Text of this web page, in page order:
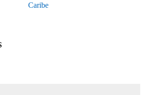
Caribe